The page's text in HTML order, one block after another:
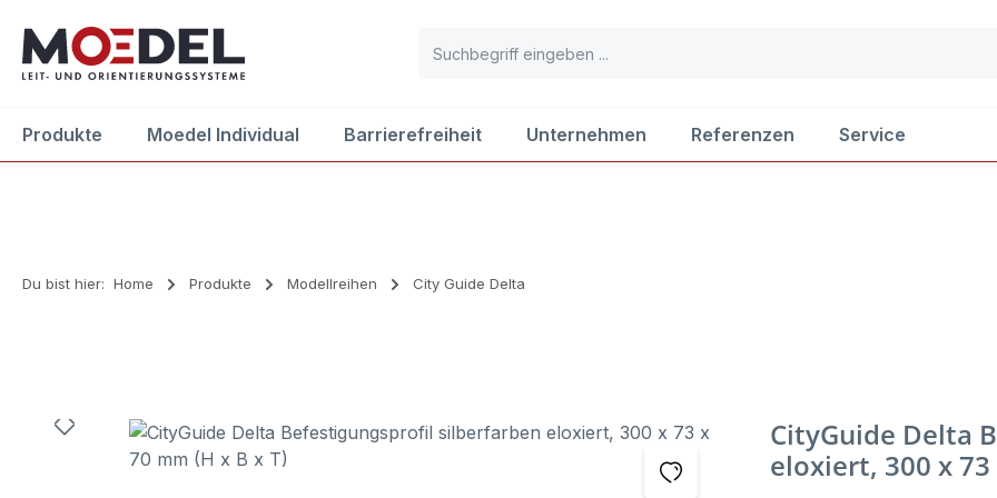
Hauptinhalt springen
Zur Suche springen
Zur Hauptnavigation springen
Produkte Moedel Individual Barrierefreiheit Unternehmen Referenzen Service
Du bist hier: Home Produkte Modellreihen City Guide Delta
Bildergalerie überspringen
CityGuide Delta
eloxiert, 300 x 73